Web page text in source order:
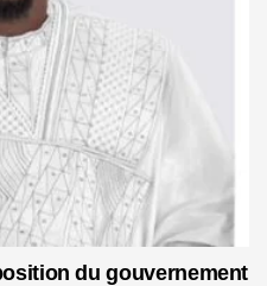
du gouvernement